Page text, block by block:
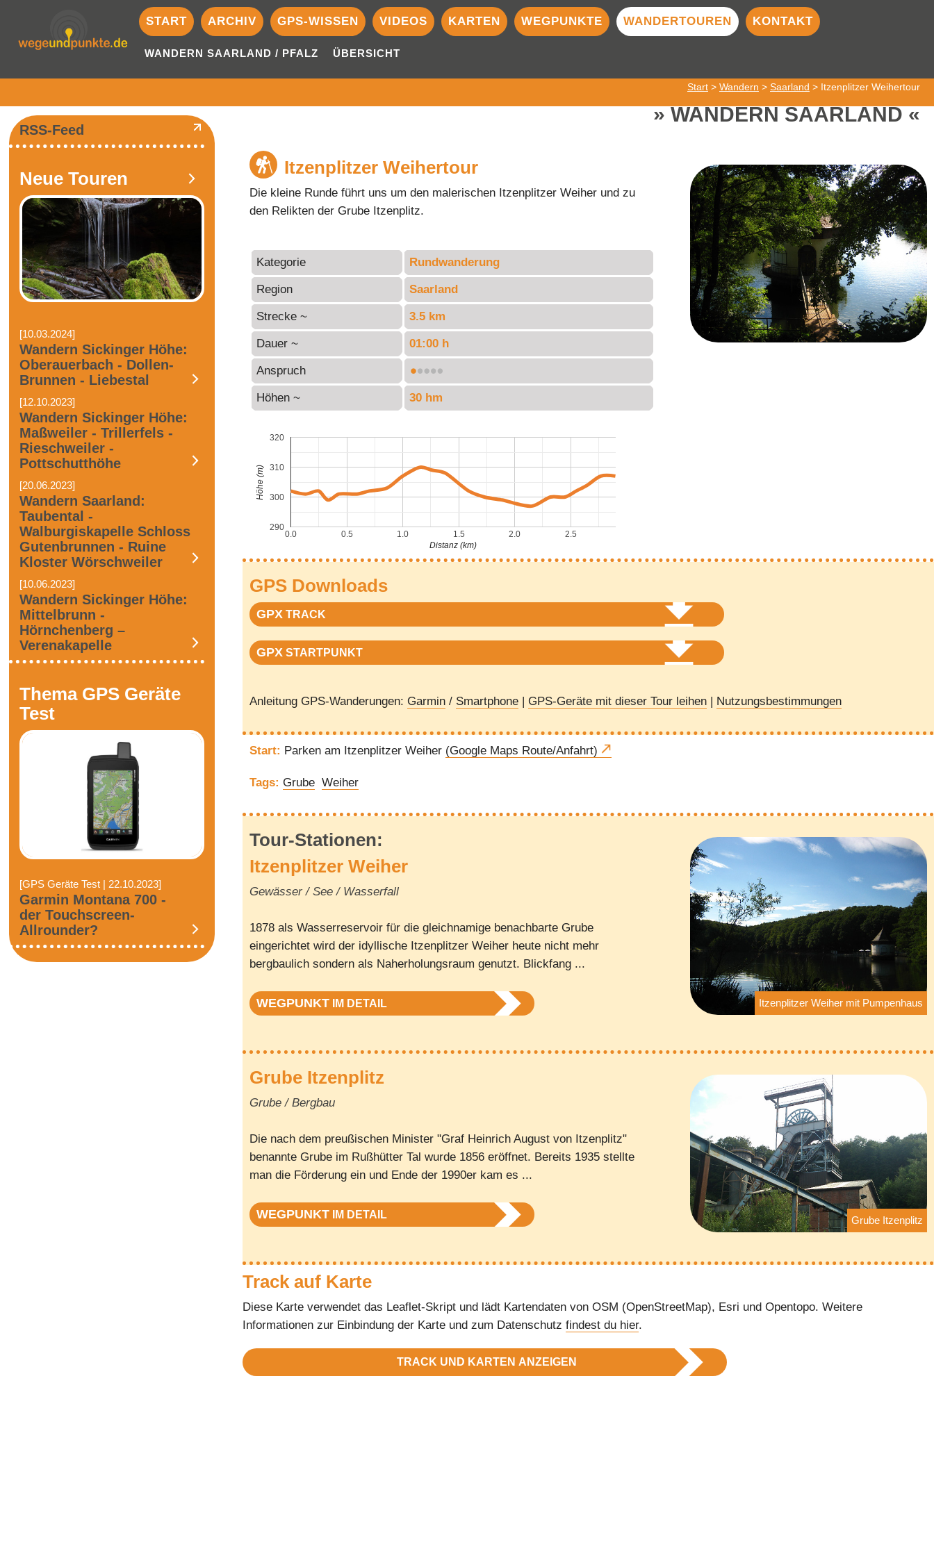
START ARCHIV GPS-WISSEN VIDEOS KARTEN WEGPUNKTE WANDERTOUREN
WANDERN SAARLAND / PFALZ ÜBERSICHT
KONTAKT
Start > Wandern > Saarland > Itzenplitzer Weihertour
WANDERN SAARLAND
Itzenplitzer Weihertour
Die kleine Runde führt uns um den malerischen Itzenplitzer Weiher und zu
den Relikten der Grube Itzenplitz.
Kategorie Rundwanderung
Region Saarland
Strecke ~ 3.5 km
Dauer ~ 01:00 h
Anspruch
Höhen ~ 30 hm
0.0 0.5 1.0 1.5 2.0 2.5
290
300
310
320
Distanz (km)
Höhe (m)
GPS Downloads
GPX TRACK
GPX STARTPUNKT
Anleitung GPS-Wanderungen: Garmin / Smartphone | GPS-Geräte mit dieser Tour leihen | Nutzungsbestimmungen
Start: Parken am Itzenplitzer Weiher (Google Maps Route/Anfahrt)
Tags: Grube Weiher
Itzenplitzer Weiher mit Pumpenhaus
Tour-Stationen:
Itzenplitzer Weiher
Gewässer / See / Wasserfall
1878 als Wasserreservoir für die gleichnamige benachbarte Grube
eingerichtet wird der idyllische Itzenplitzer Weiher heute nicht mehr
bergbaulich sondern als Naherholungsraum genutzt. Blickfang ...
WEGPUNKT IM DETAIL
Grube Itzenplitz
Grube Itzenplitz
Grube / Bergbau
Die nach dem preußischen Minister "Graf Heinrich August von Itzenplitz"
benannte Grube im Rußhütter Tal wurde 1856 eröffnet. Bereits 1935 stellte
man die Förderung ein und Ende der 1990er kam es ...
WEGPUNKT IM DETAIL
Track auf Karte
Diese Karte verwendet das Leaflet-Skript und lädt Kartendaten von OSM (OpenStreetMap), Esri und Opentopo. Weitere
Informationen zur Einbindung der Karte und zum Datenschutzfindest du hier.
TRACK UND KARTEN ANZEIGEN
RSS-Feed
Neue Touren
[10.03.2024]
Wandern Sickinger Höhe:
Oberauerbach - Dollen-
Brunnen - Liebestal
[12.10.2023]
Wandern Sickinger Höhe:
Maßweiler - Trillerfels -
Rieschweiler -
Pottschutthöhe
[20.06.2023]
Wandern Saarland:
Taubental -
Walburgiskapelle Schloss
Gutenbrunnen - Ruine
Kloster Wörschweiler
[10.06.2023]
Wandern Sickinger Höhe:
Mittelbrunn -
Hörnchenberg –
Verenakapelle
Thema GPS Geräte
Test
[GPS Geräte Test | 22.10.2023]
Garmin Montana 700 -
der Touchscreen-
Allrounder?